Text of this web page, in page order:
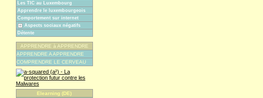
Les TIC au Luxembourg
Apprendre le luxembourgeois
Comportement sur internet
Aspects sociaux négatifs
Détente
APPRENDRE à APPRENDRE
APPRENDRE A APPRENDRE
COMPRENDRE LE CERVEAU
Elearning (DE)